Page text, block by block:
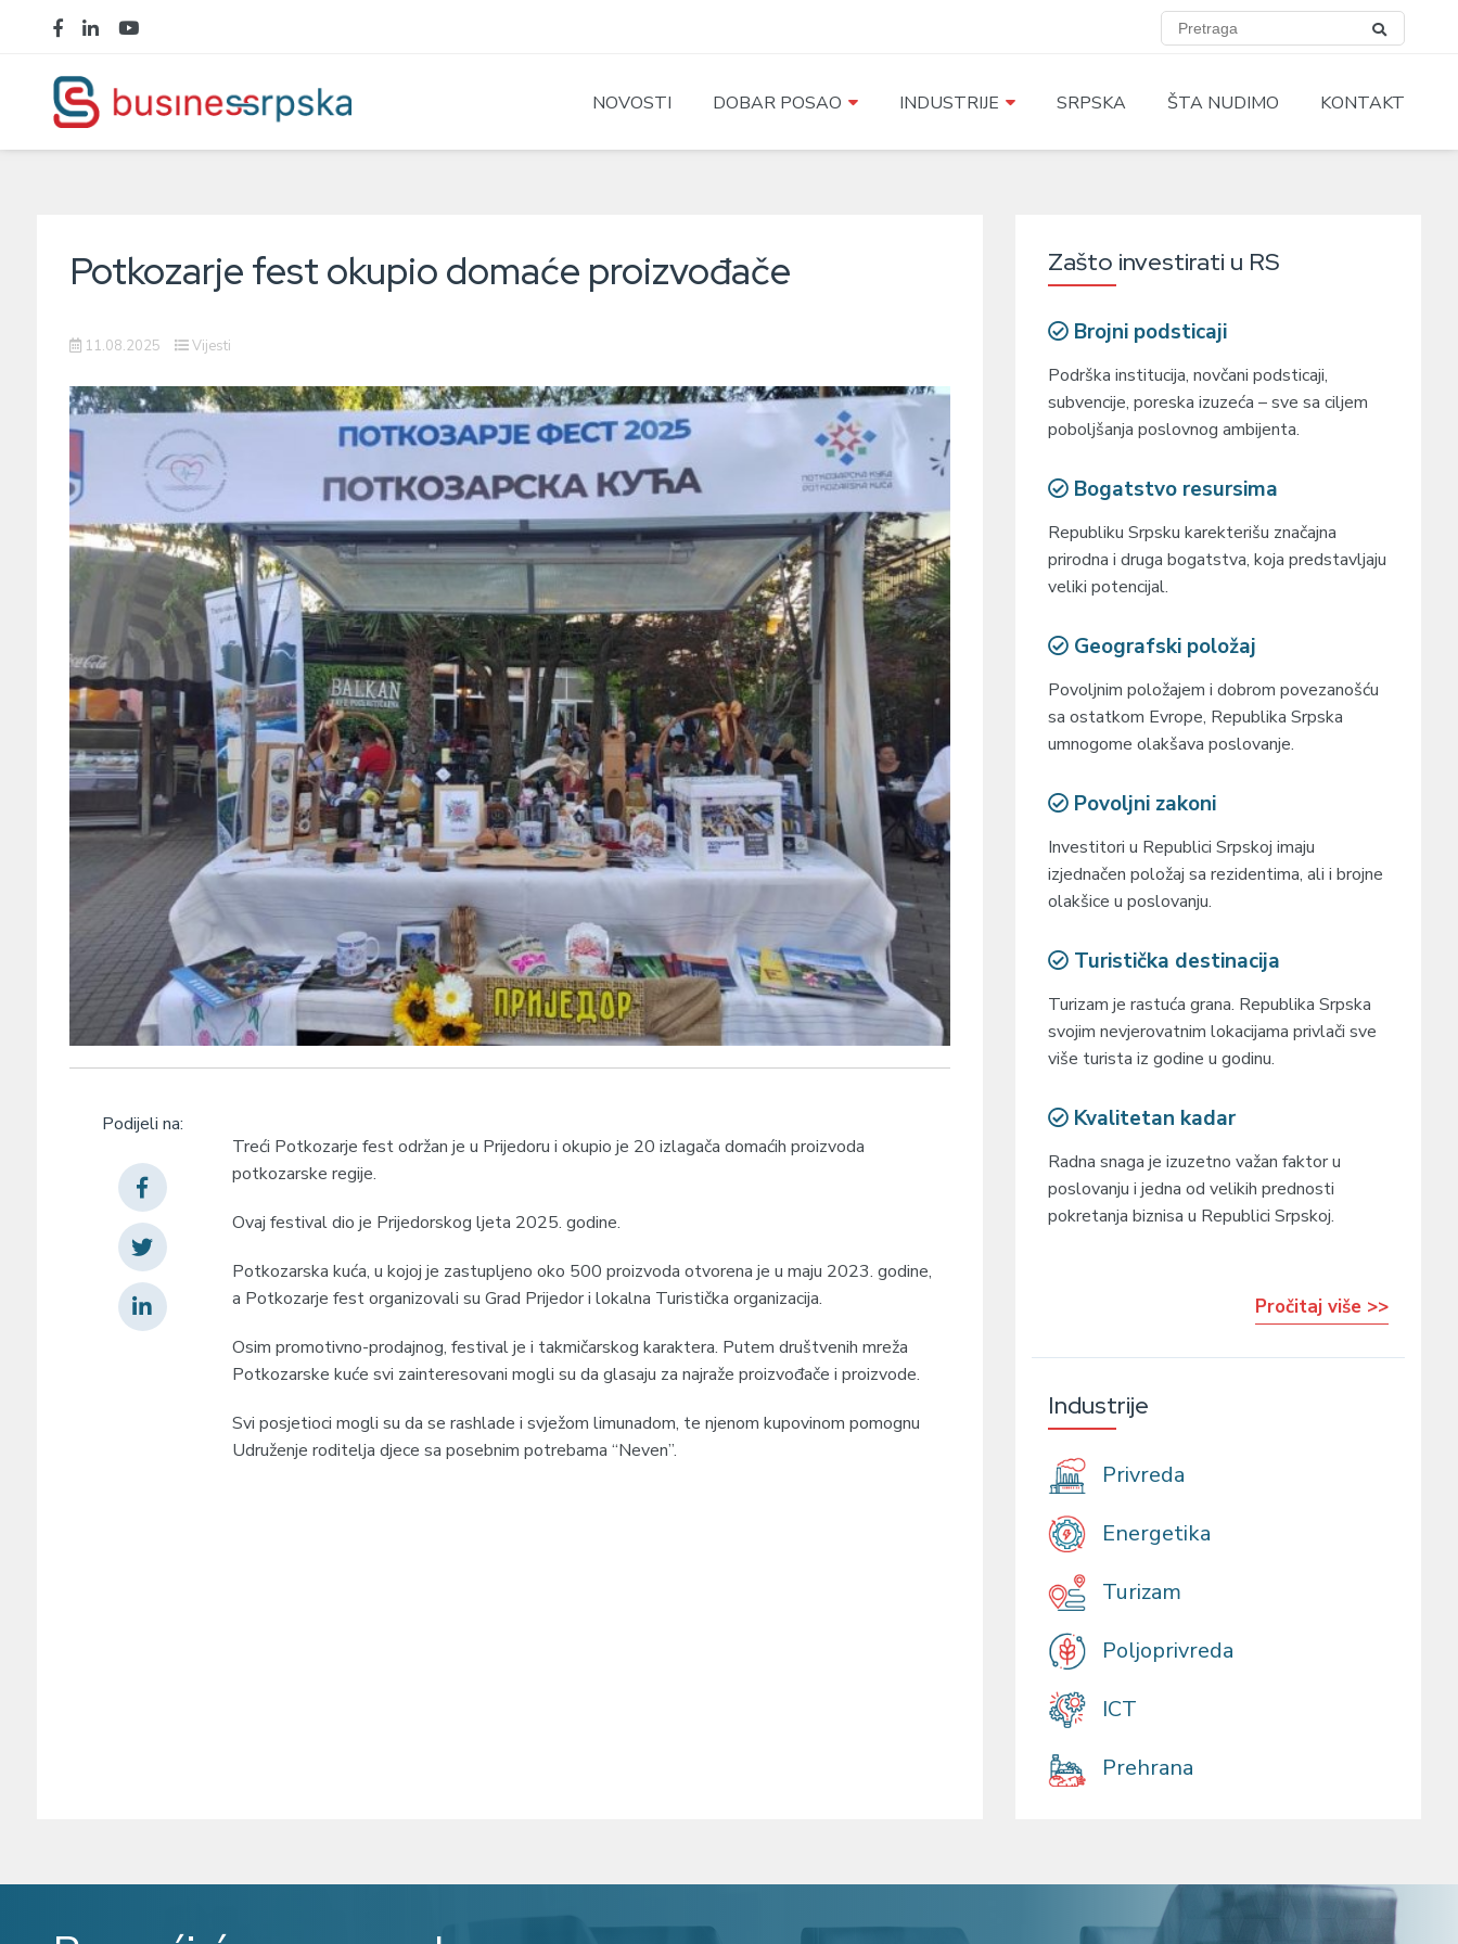
NOVOSTI DOBAR POSAO INDUSTRIJE SRPSKA ŠTA NUDIMO KONTAKT
Potkozarje fest okupio domaće proizvođače
11.08.2025 Vijesti
Podijeli na:
Treći Potkozarje fest održan je u Prijedoru i okupio je 20 izlagača domaćih proizvoda
potkozarske regije.
Ovaj festival dio je Prijedorskog ljeta 2025. godine.
Potkozarska kuća, u kojoj je zastupljeno oko 500 proizvoda otvorena je u maju 2023. godine,
a Potkozarje fest organizovali su Grad Prijedor i lokalna Turistička organizacija.
Osim promotivno-prodajnog, festival je i takmičarskog karaktera. Putem društvenih mreža
Potkozarske kuće svi zainteresovani mogli su da glasaju za najraže proizvođače i proizvode.
Svi posjetioci mogli su da se rashlade i svježom limunadom, te njenom kupovinom pomognu
Udruženje roditelja djece sa posebnim potrebama “Neven”.
Zašto investirati u RS
Brojni podsticaji
Podrška institucija, novčani podsticaji,
subvencije, poreska izuzeća – sve sa ciljem
poboljšanja poslovnog ambijenta.
Bogatstvo resursima
Republiku Srpsku karekterišu značajna
prirodna i druga bogatstva, koja predstavljaju
veliki potencijal.
Geografski položaj
Povoljnim položajem i dobrom povezanošću
sa ostatkom Evrope, Republika Srpska
umnogome olakšava poslovanje.
Povoljni zakoni
Investitori u Republici Srpskoj imaju
izjednačen položaj sa rezidentima, ali i brojne
olakšice u poslovanju.
Turistička destinacija
Turizam je rastuća grana. Republika Srpska
svojim nevjerovatnim lokacijama privlači sve
više turista iz godine u godinu.
Kvalitetan kadar
Radna snaga je izuzetno važan faktor u
poslovanju i jedna od velikih prednosti
pokretanja biznisa u Republici Srpskoj.
Pročitaj više >>
Industrije
Privreda
Energetika
Turizam
Poljoprivreda
ICT
Prehrana